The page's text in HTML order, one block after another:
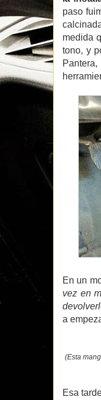
paso
medida
tono, y
En un
vez en
a
(Esta
Esa